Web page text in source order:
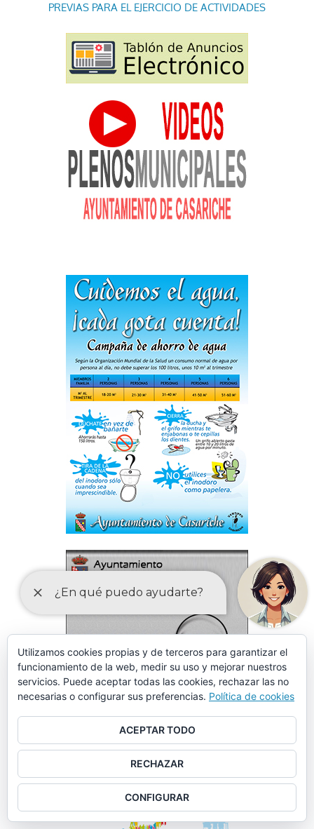
PREVIAS PARA EL EJERCICIO DE ACTIVIDADES
Utilizamos cookies propias y de terceros para garantizar el
funcionamiento de la web, medir su uso y mejorar nuestros
servicios. Puede aceptar todas las cookies, rechazar las no
necesarias o configurar sus preferencias. Política de cookies
ACEPTAR TODO
RECHAZAR
CONFIGURAR